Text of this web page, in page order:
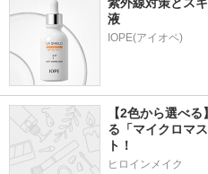
液
【2色から選べ
る「マイクロマ
ト！
ヒロインメイク